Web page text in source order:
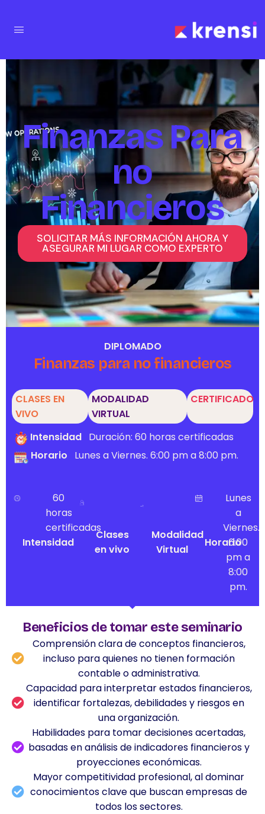
Finanzas Para
no
Financieros
SOLICITAR MÁS INFORMACIÓN AHORA Y
ASEGURAR MI LUGAR COMO EXPERTO
DIPLOMADO
Finanzas para no financieros
CLASES EN
VIVO
MODALIDAD
VIRTUAL
CERTIFICADO
Intensidad Duración: 60 horas certificadas
Horario
Lunes a Viernes. 6:00 pm a 8:00 pm.
Intensidad
60
horas
certificadas
Clases
en vivo
Modalidad
Virtual
Horario
Lunes
a
Viernes.
6:00
pm a
8:00
pm.
Beneficios de tomar este seminario
Comprensión clara de conceptos financieros,
incluso para quienes no tienen formación
contable o administrativa.
Capacidad para interpretar estados financieros,
identificar fortalezas, debilidades y riesgos en
una organización.
Habilidades para tomar decisiones acertadas,
basadas en análisis de indicadores financieros y
proyecciones económicas.
Mayor competitividad profesional, al dominar
conocimientos clave que buscan empresas de
todos los sectores.